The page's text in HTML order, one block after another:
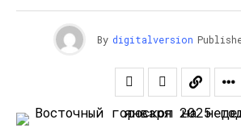
By digitalversion